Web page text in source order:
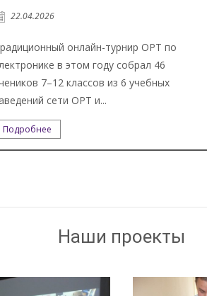
22.04.2026
онлайн-турнир ОРТ по
в этом году собрал 46
7–12 классов из 6 учебных
сети ОРТ и...
Подробнее
Наши проекты